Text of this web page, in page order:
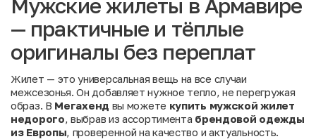
Мужские жилеты в Армавире
— практичные и тёплые
оригиналы без переплат
Жилет — это универсальная вещь на все случаи
межсезонья. Он добавляет нужное тепло, не перегружая
образ. В Мегахенд вы можете купить мужской жилет
недорого, выбрав из ассортимента брендовой одежды
из Европы, проверенной на качество и актуальность.